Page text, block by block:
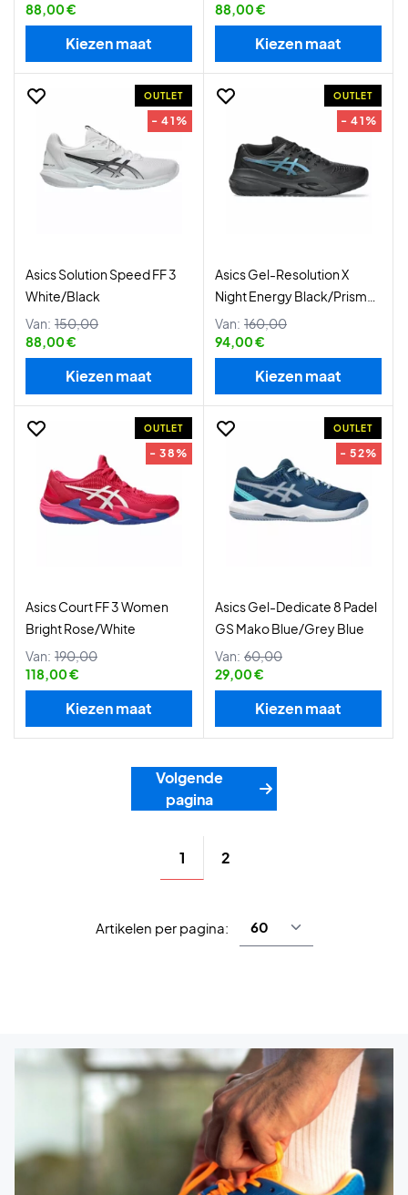
88,00 €
Kiezen maat
88,00 €
Kiezen maat
OUTLET
- 41%
Asics Solution Speed FF 3
White/Black
Van: 150,00
88,00 €
Kiezen maat
OUTLET
- 41%
Asics Gel-Resolution X
Night Energy Black/Prism
Blue
Van: 160,00
94,00 €
Kiezen maat
OUTLET
- 38%
Asics Court FF 3 Women
Bright Rose/White
Van: 190,00
118,00 €
Kiezen maat
OUTLET
- 52%
Asics Gel-Dedicate 8 Padel
GS Mako Blue/Grey Blue
Van: 60,00
29,00 €
Kiezen maat
Volgende
pagina
1 2
Artikelen per pagina: